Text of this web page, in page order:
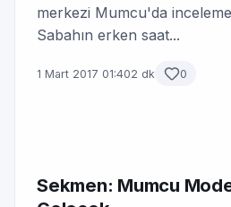
merkezi Mumcu'da
Sabahın erken saat...
1 Mart 2017 01:402 dk 0
Sekmen: Mumcu